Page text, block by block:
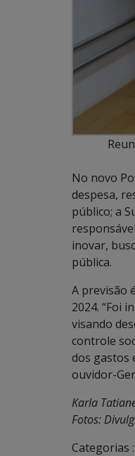
No novo
despesa,
público; a
inovar,
pública.
A previsão
2024. “Foi
visando
controle
dos gastos
ouvidor-
Karla
Fotos:
Categorias :